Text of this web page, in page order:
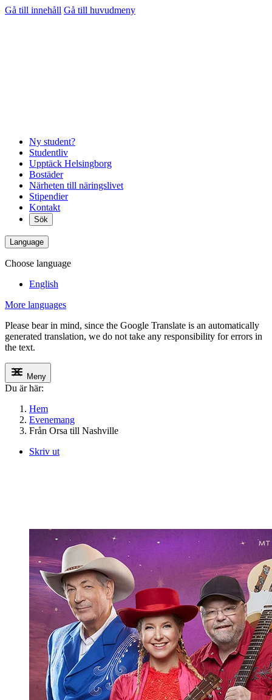
Gå till innehåll Gå till huvudmeny
Ny student?
Studentliv
Upptäck Helsingborg
Bostäder
Närheten till näringslivet
Stipendier
Kontakt
Sök
Language
Choose language
English
More languages
Please bear in mind, since the Google Translate is an automatically
generated translation, we do not take any responsibility for errors in
the text.
Meny
Du är här:
Hem
Evenemang
Från Orsa till Nashville
Skriv ut